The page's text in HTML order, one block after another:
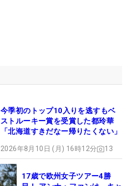
今季初のトップ10入りを逃すもベ
ストルーキー賞を受賞した都玲華
「北海道すきだなー帰りたくない」
2026年8月10日 (月) 16時12分 13
17歳で欧州女子ツアー4勝